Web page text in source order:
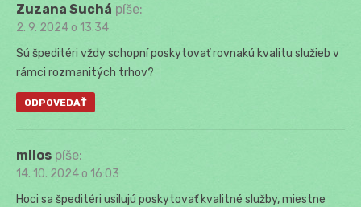
Zuzana Suchá píše:
2. 9. 2024 o 13:34
Sú špeditéri vždy schopní poskytovať rovnakú kvalitu služieb v
rámci rozmanitých trhov?
ODPOVEDAŤ
milos píše:
14. 10. 2024 o 16:03
Hoci sa špeditéri usilujú poskytovať kvalitné služby, miestne